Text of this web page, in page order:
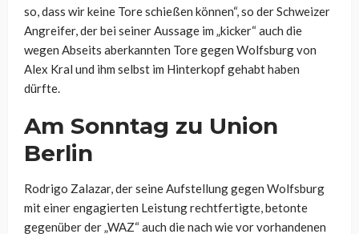
so, dass wir keine Tore schießen können“, so der Schweizer
Angreifer, der bei seiner Aussage im „kicker“ auch die
wegen Abseits aberkannten Tore gegen Wolfsburg von
Alex Kral und ihm selbst im Hinterkopf gehabt haben
dürfte.
Am Sonntag zu Union
Berlin
Rodrigo Zalazar, der seine Aufstellung gegen Wolfsburg
mit einer engagierten Leistung rechtfertigte, betonte
gegenüber der „WAZ“ auch die nach wie vor vorhandenen